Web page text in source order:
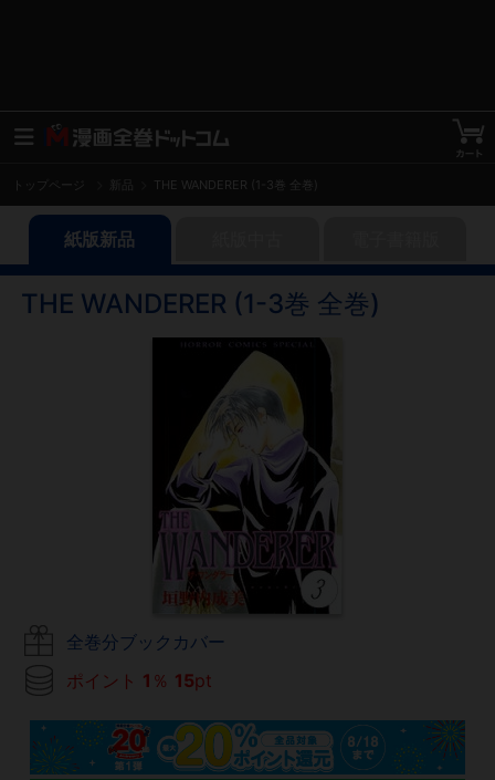
トップページ THE WANDERER (1-3巻 全巻)
紙版新品
THE WANDERER (1-3巻 全巻)
全巻分ブックカバー
ポイント 1 ％ 15pt